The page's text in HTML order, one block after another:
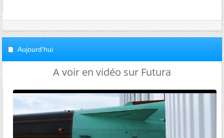
Aujourd'hui
A voir en vidéo sur Futura